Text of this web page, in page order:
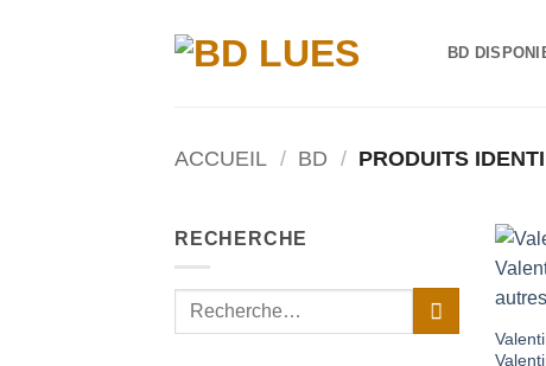
BD
ACCUEIL / BD / PRODUITS
RECHERCHE
Recherche